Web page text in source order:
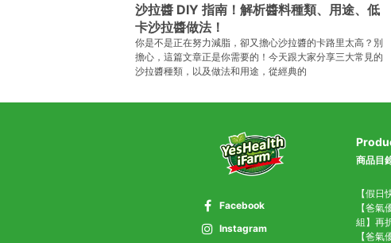
沙拉醬 DIY 指南！解析醬料種類、用途、低
卡沙拉醬做法！
你是不是正在努力減脂，卻又擔心沙拉醬的卡路里太高？別
擔心，這篇文章正是你需要的！今天跟大家分享三大常見的
沙拉醬種類，以及做法和用途，從經典的
Facebook
Instagram
商品目
【假
【爸
組】再
【爸